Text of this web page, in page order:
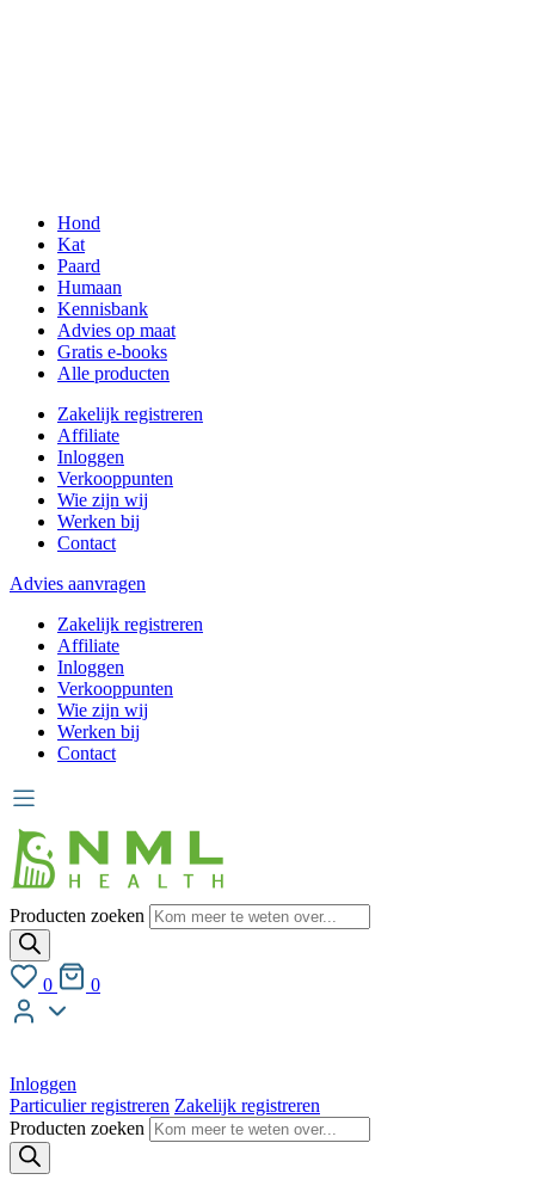
Hond
Kat
Paard
Humaan
Kennisbank
Advies op maat
Gratis e-books
Alle producten
Zakelijk registreren
Affiliate
Inloggen
Verkooppunten
Wie zijn wij
Werken bij
Contact
Advies aanvragen
Zakelijk registreren
Affiliate
Inloggen
Verkooppunten
Wie zijn wij
Werken bij
Contact
Producten zoeken
0 0
Inloggen
Particulier registreren Zakelijk registreren
Producten zoeken